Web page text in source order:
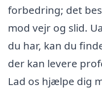
forbedring; det
mod vejr og slid.
du har, kan du
der kan levere
Lad os hjælpe dig